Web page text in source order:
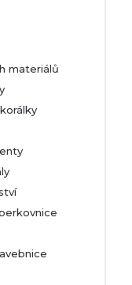
materiálů